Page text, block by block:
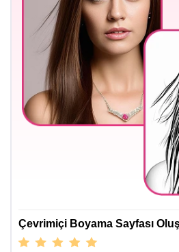
Çevrimiçi Boyama Sayfası